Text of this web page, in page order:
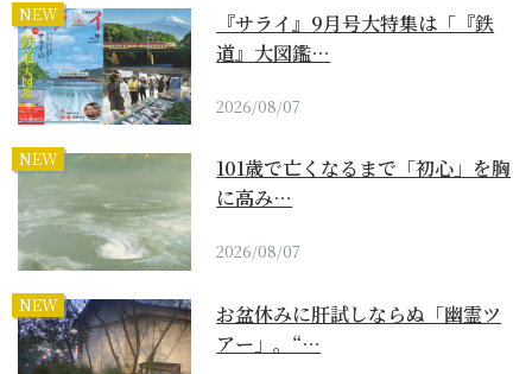
NEW
『サライ』9月号大特集は「『鉄
道』大図鑑…
2026/08/07
NEW
101歳で亡くなるまで「初心」を胸
に高み…
2026/08/07
NEW
お盆休みに肝試しならぬ「幽霊ツ
アー」。“…